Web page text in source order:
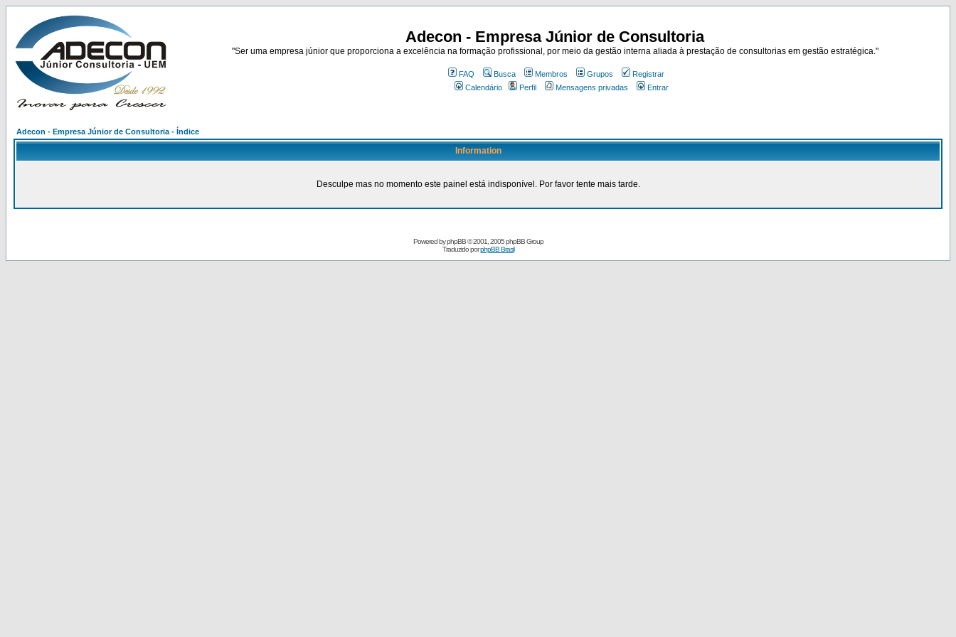
Adecon - Empresa Júnior de Consultoria
"Ser uma empresa júnior que proporciona a excelência na formação profissional, por meio da gestão interna aliada à prestação de consultorias em gestão estratégica."
FAQ Busca Membros Grupos
Registrar
Calendário
Perfil Mensagens privadas Entrar
Adecon - Empresa Júnior de Consultoria - Índice
Information
Desculpe mas no momento este painel está indisponível. Por favor tente mais tarde.
Powered byphpBB© 2001, 2005 phpBB Group
Traduzido porphpBB Brasil